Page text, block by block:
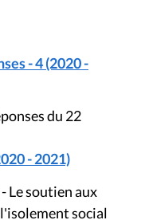
- 4 (2020 -
du 22
- 2021)
Le soutien aux
social